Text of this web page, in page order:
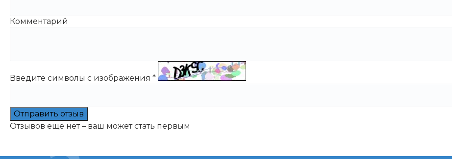
Комментарий
Введите символы с изображения *
Отправить отзыв
Отзывов ещё нет – ваш может стать первым